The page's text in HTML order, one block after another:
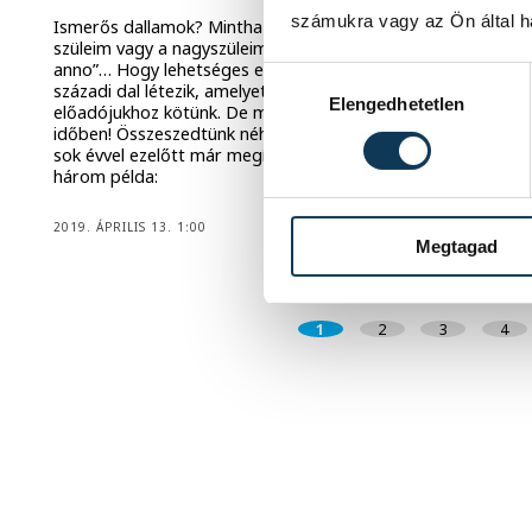
számukra vagy az Ön által
Elengedhetetlen
Megtagad
Ismerős dallamok? Mintha már hallottad volna? „Talán a
szüleim vagy a nagyszüleim ismerhetik, talán ők hallgatták
anno”… Hogy lehetséges ez? Számos huszonegyedik
századi dal létezik, amelyet huszonegyedik századi
előadójukhoz kötünk. De menjünk egy kicsit vissza az
időben! Összeszedtünk néhány dalt, amelyről tudjuk, sok-
sok évvel ezelőtt már megírták mások, máshogy…Íme
három példa:
2019. ÁPRILIS 13. 1:00
1 2 3 4